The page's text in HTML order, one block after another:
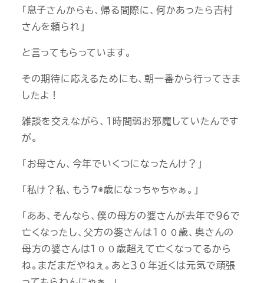
「息子さんからも、帰る間際に、何かあったら吉村
さんを頼られ」
と言ってもらっています。
その期待に応えるためにも、朝一番から行ってきま
したよ！
雑談を交えながら、１時間弱お邪魔していたんです
が。
「お母さん、今年でいくつになったんけ？」
「私け？私、もう７◉歳になっちゃちゃぁ。」
「ああ、そんなら、僕の母方の婆さんが去年で９６で
亡くなったし、父方の婆さんは１００歳、奥さんの
母方の婆さんは１００歳超えて亡くなってるから
ね。まだまだやねぇ。あと３０年近くは元気で頑張